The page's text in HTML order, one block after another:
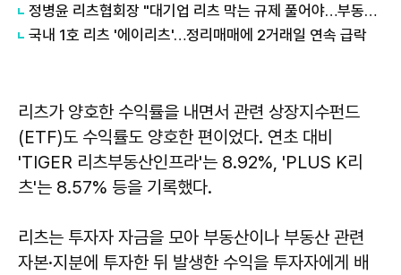
​​​​​​​정병윤 리츠협회장 "대기업 리츠 막는 규제 풀어야…부동산 유동화 길 열린다"
국내 1호 리츠 '에이리츠'…정리매매에 2거래일 연속 급락
리츠가 양호한 수익률을 내면서 관련 상장지수펀드
(ETF)도 수익률도 양호한 편이었다. 연초 대비
'TIGER 리츠부동산인프라'는 8.92%, 'PLUS K리
츠'는 8.57% 등을 기록했다.
리츠는 투자자 자금을 모아 부동산이나 부동산 관련
자본·지분에 투자한 뒤 발생한 수익을 투자자에게 배